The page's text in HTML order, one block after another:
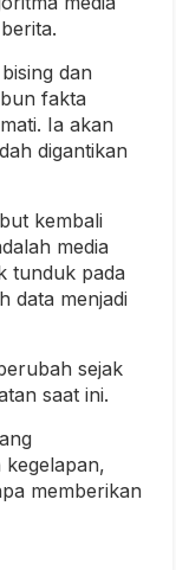
dan
fakta
Ia akan
digantikan
kembali
media
tunduk pada
data menjadi
sejak
saat ini.
kegelapan,
memberikan